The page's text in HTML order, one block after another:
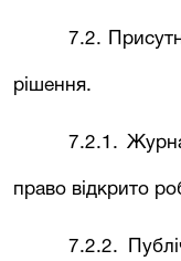
7.2.
рішення.
7.2.1.
право відкрито
7.2.2.